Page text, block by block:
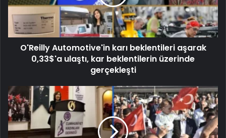
O'Reilly Automotive'in karı beklentileri aşarak
0,33$'a ulaştı, kar beklentilerin üzerinde
gerçekleşti